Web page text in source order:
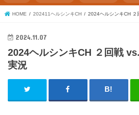
HOME 202411ヘルシンキCH 2024ヘルシンキCH
2024.11.07
2024ヘルシンキCH ２回戦
実況